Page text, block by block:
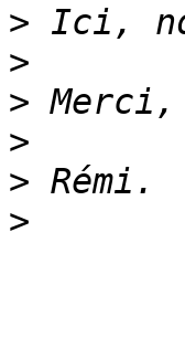
>
>
>
>
>
>